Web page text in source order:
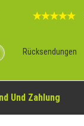
Rücksendungen
Und Zahlung